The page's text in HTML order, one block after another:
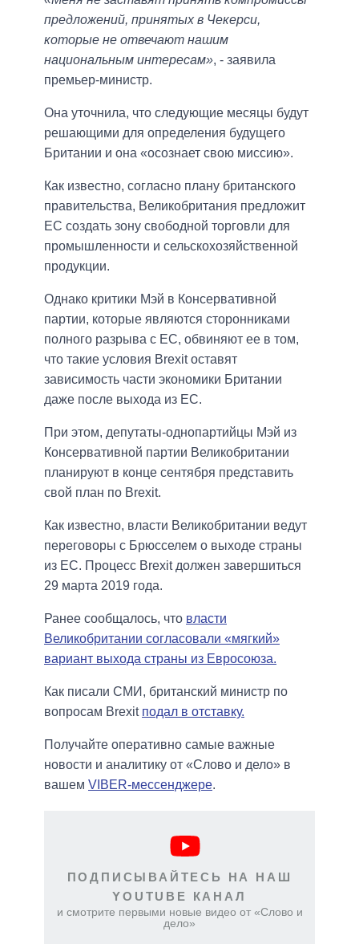
предложений, принятых в Чекерси,
которые не отвечают нашим
национальным интересам», - заявила
премьер-министр.
Она уточнила, что следующие месяцы будут
решающими для определения будущего
Британии и она «осознает свою миссию».
Как известно, согласно плану британского
правительства, Великобритания предложит
ЕС создать зону свободной торговли для
промышленности и сельскохозяйственной
продукции.
Однако критики Мэй в Консервативной
партии, которые являются сторонниками
полного разрыва с ЕС, обвиняют ее в том,
что такие условия Brexit оставят
зависимость части экономики Британии
даже после выхода из ЕС.
При этом, депутаты-однопартийцы Мэй из
Консервативной партии Великобритании
планируют в конце сентября представить
свой план по Brexit.
Как известно, власти Великобритании ведут
переговоры с Брюсселем о выходе страны
из ЕС. Процесс Brexit должен завершиться
29 марта 2019 года.
Ранее сообщалось, что власти
Великобритании согласовали «мягкий»
вариант выхода страны из Евросоюза.
Как писали СМИ, британский министр по
вопросам Brexit подал в отставку.
Получайте оперативно самые важные
новости и аналитику от «Слово и дело» в
вашем VIBER-мессенджере.
ПОДПИСЫВАЙТЕСЬ НА НАШ
YOUTUBE КАНАЛ
и смотрите первыми новые видео от «Слово и
дело»